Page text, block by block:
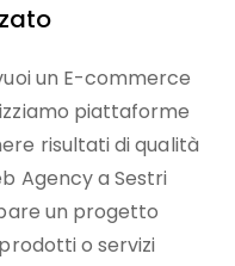
un E-commerce
piattaforme
risultati di qualità
Agency a Sestri
un progetto
o servizi